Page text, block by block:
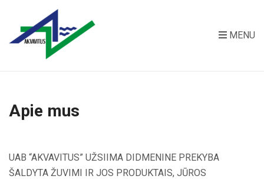
MENU
Apie mus
UAB “AKVAVITUS” UŽSIIMA DIDMENINE PREKYBA
ŠALDYTA ŽUVIMI IR JOS PRODUKTAIS, JŪROS